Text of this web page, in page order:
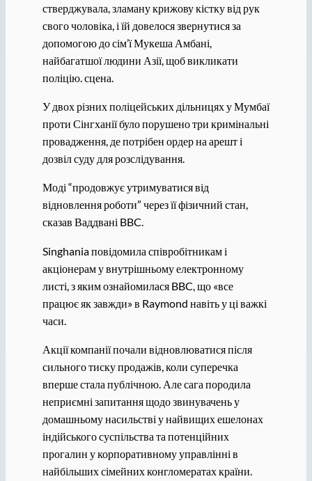
стверджувала, зламану крижову кістку від рук
свого чоловіка, і їй довелося звернутися за
допомогою до сім’ї Мукеша Амбані,
найбагатшої людини Азії, щоб викликати
поліцію. сцена.
У двох різних поліцейських дільницях у Мумбаї
проти Сінгханії було порушено три кримінальні
провадження, де потрібен ордер на арешт і
дозвіл суду для розслідування.
Моді “продовжує утримуватися від
відновлення роботи” через її фізичний стан,
сказав Ваддвані BBC.
Singhania повідомила співробітникам і
акціонерам у внутрішньому електронному
листі, з яким ознайомилася BBC, що «все
працює як завжди» в Raymond навіть у ці важкі
часи.
Акції компанії почали відновлюватися після
сильного тиску продажів, коли суперечка
вперше стала публічною. Але сага породила
неприємні запитання щодо звинувачень у
домашньому насильстві у найвищих ешелонах
індійського суспільства та потенційних
прогалин у корпоративному управлінні в
найбільших сімейних конгломератах країни.